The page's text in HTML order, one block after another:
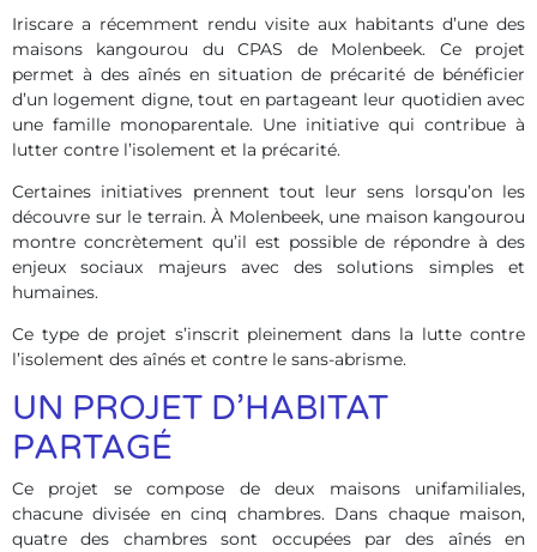
Iriscare a récemment rendu visite aux habitants d’une des
maisons kangourou du CPAS de Molenbeek. Ce projet
permet à des aînés en situation de précarité de bénéficier
d’un logement digne, tout en partageant leur quotidien avec
une famille monoparentale. Une initiative qui contribue à
lutter contre l’isolement et la précarité.
Certaines initiatives prennent tout leur sens lorsqu’on les
découvre sur le terrain. À Molenbeek, une maison kangourou
montre concrètement qu’il est possible de répondre à des
enjeux sociaux majeurs avec des solutions simples et
humaines.
Ce type de projet s’inscrit pleinement dans la lutte contre
l’isolement des aînés et contre le sans-abrisme.
UN PROJET D’HABITAT
PARTAGÉ
Ce projet se compose de deux maisons unifamiliales,
chacune divisée en cinq chambres. Dans chaque maison,
quatre des chambres sont occupées par des aînés en